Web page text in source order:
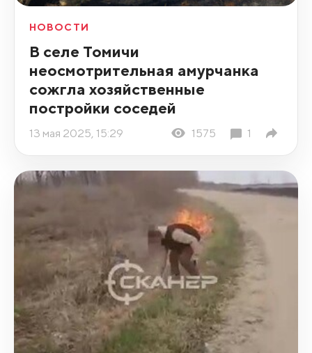
НОВОСТИ
В селе Томичи
неосмотрительная амурчанка
сожгла хозяйственные
постройки соседей
13 мая 2025, 15:29 1575 1